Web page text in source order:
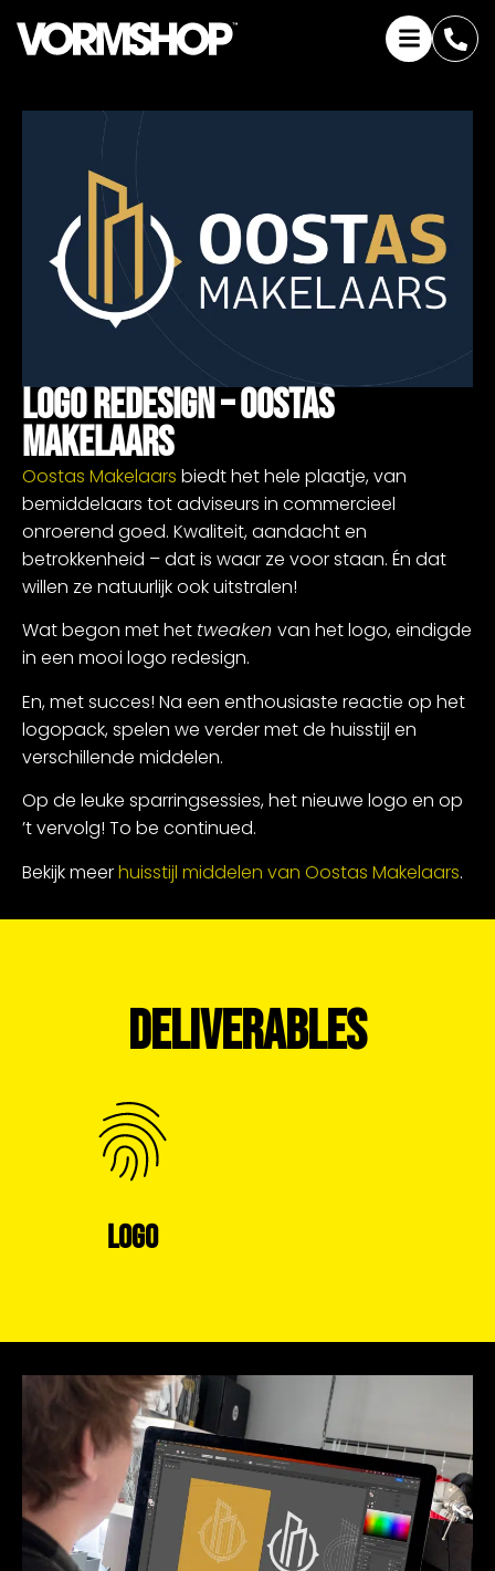
Logo Redesign – Oostas
Makelaars
Oostas Makelaars biedt het hele plaatje, van
bemiddelaars tot adviseurs in commercieel
onroerend goed. Kwaliteit, aandacht en
betrokkenheid – dat is waar ze voor staan. Én dat
willen ze natuurlijk ook uitstralen!
Wat begon met het tweaken van het logo, eindigde
in een mooi logo redesign.
En, met succes! Na een enthousiaste reactie op het
logopack, spelen we verder met de huisstijl en
verschillende middelen.
Op de leuke sparringsessies, het nieuwe logo en op
’t vervolg! To be continued.
Bekijk meerhuisstijl middelen van Oostas Makelaars.
DELIVERABLES
LOGO